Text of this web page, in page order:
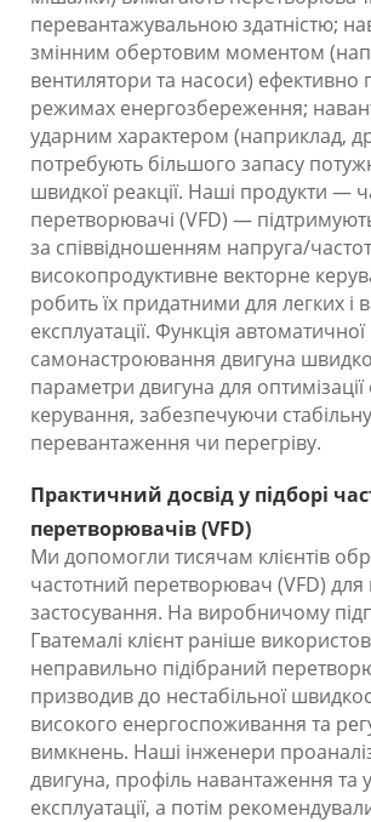
перевантажувальною здатністю;
змінним обертовим моментом
вентилятори та насоси)
режимах енергозбереження;
ударним характером (наприклад,
потребують більшого запасу
швидкої реакції. Наші продукти —
перетворювачі (VFD) —
за співвідношенням напруга/
високопродуктивне векторне
робить їх придатними для легких і
експлуатації. Функція автоматичної
самонастроювання двигуна
параметри двигуна для оптимізації
керування, забезпечуючи
перевантаження чи перегріву.
Практичний досвід у підборі
перетворювачів (VFD)
Ми допомогли тисячам клієнтів
частотний перетворювач (VFD) для
застосування. На виробничому
Гватемалі клієнт раніше
неправильно підібраний
призводив до нестабільної
високого енергоспоживання та
вимкнень. Наші інженери
двигуна, профіль навантаження та
експлуатації, а потім